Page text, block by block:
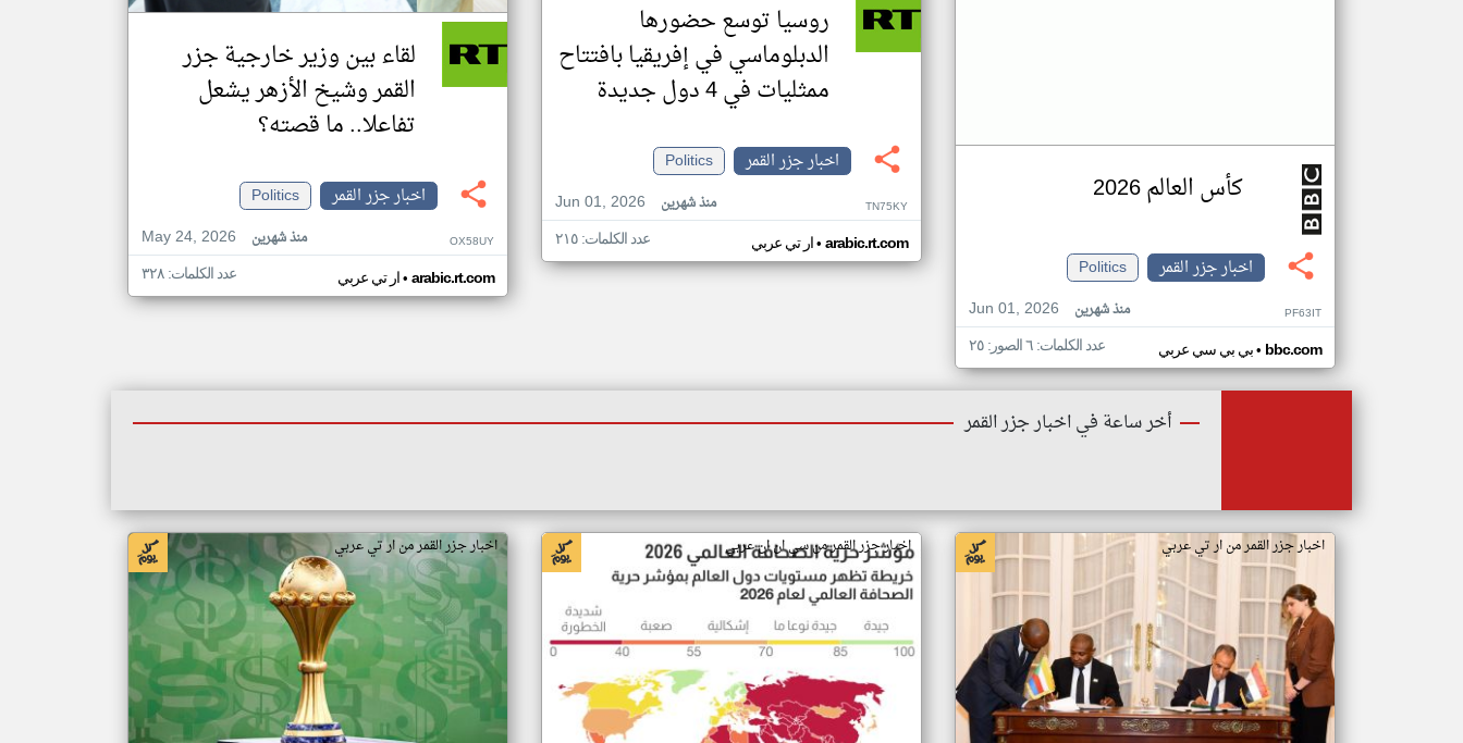
كأس العالم 2026
اخبار جزر القمر
Politics
Jun 01, 2026
منذ شهرين PF63IT
بي بي سي عربي• bbc.com عدد الكلمات: ٦ الصور: ٢٥
روسيا توسع حضورها
الدبلوماسي في إفريقيا بافتتاح
ممثليات في 4 دول جديدة
اخبار جزر القمر
Politics
Jun 01, 2026
منذ شهرين TN75KY
ار تي عربي• arabic.rt.com عدد الكلمات: ٢١٥
لقاء بين وزير خارجية جزر
القمر وشيخ الأزهر يشعل
تفاعلا.. ما قصته؟
اخبار جزر القمر
Politics
May 24, 2026
منذ شهرين OX58UY
ار تي عربي• arabic.rt.com عدد الكلمات: ٣٢٨
أخر ساعة في اخبار جزر القمر
اخبار جزر القمر من ار تي عربي اخبار جزر القمر من سي ان ان عربي اخبار جزر القمر من ار تي عربي